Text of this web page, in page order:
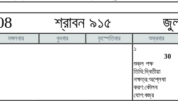
শ্রাবন ৯১৫
মঙ্গলবার বুধবার বৃহস্পতিবার
শুক্রবার
১
30
শুক্ল পক্ষ
তিথি:দ্বিতীয়া
নক্ষত্র:অশ্লেষা
করণ:কৌলব
যোগ:বজ্র